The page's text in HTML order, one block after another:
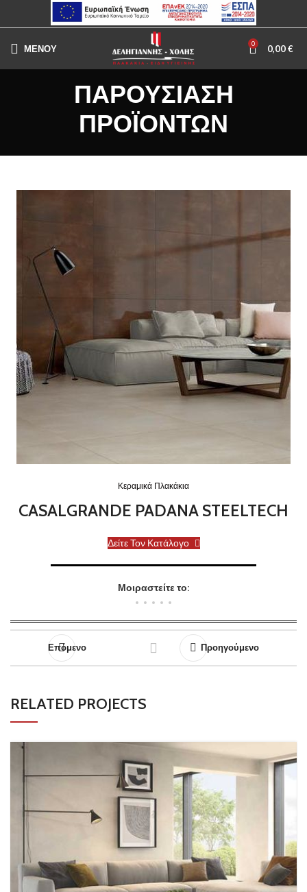
ΜΕΝΟΥ 0 0,00€
ΠΑΡΟΥΣΙΑΣΗ
ΠΡΟΪΟΝΤΩΝ
Κεραμικά Πλακάκια
CASALGRANDE PADANA STEELTECH
Δείτε Τον Κατάλογο
Μοιραστείτε το:
Επόμενο Προηγούμενο
RELATED PROJECTS